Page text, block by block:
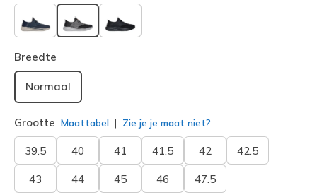
geselecteerd
Breedte
Normaal
Grootte Maattabel Zie je je maat niet?
39.5 40 41 41.5 42 42.5
43 44 45 46 47.5